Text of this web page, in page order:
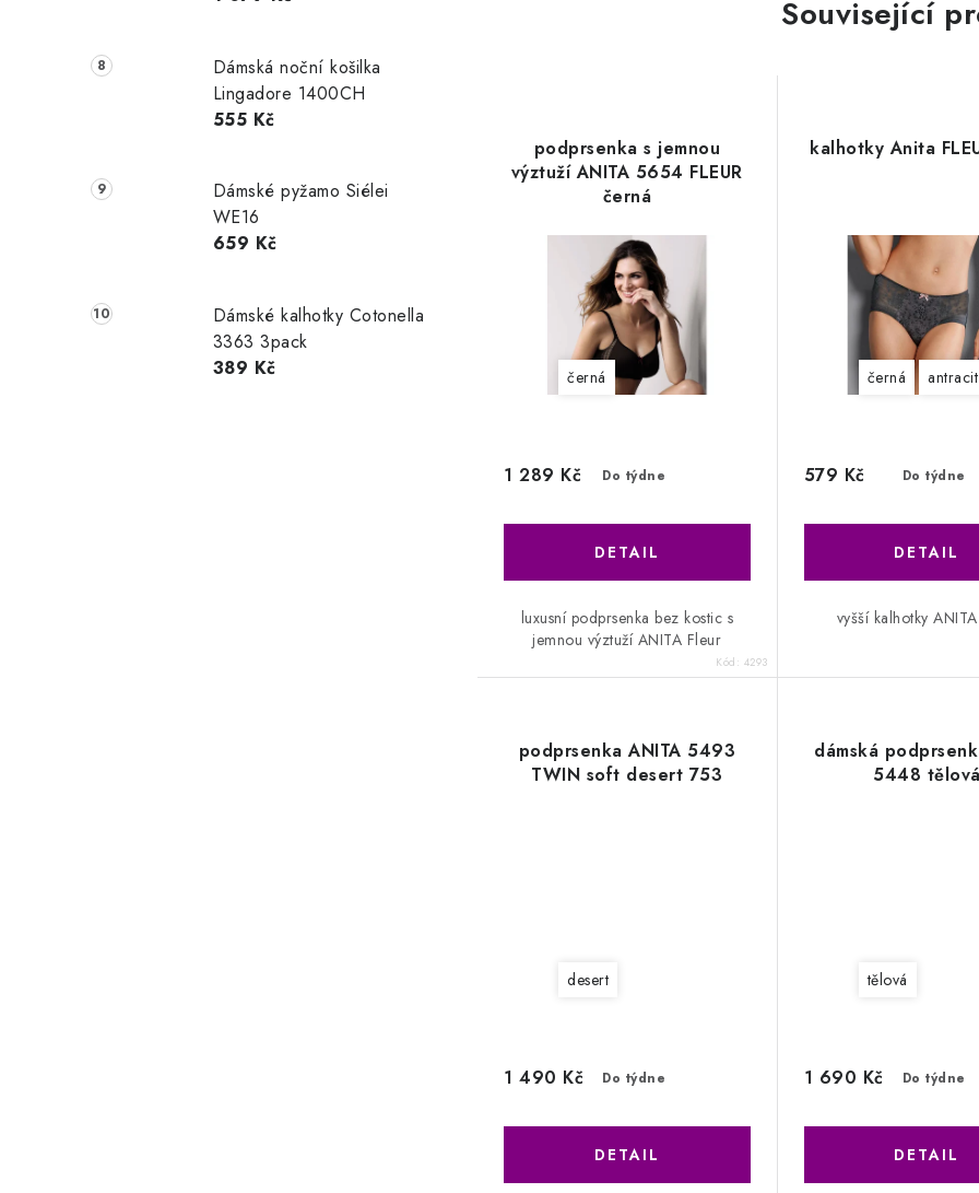
Dámská noční košilka
Lingadore 1400CH
555 Kč
Dámské pyžamo Siélei
WE16
659 Kč
Dámské kalhotky Cotonella
3363 3pack
389 Kč
Související
podprsenka s jemnou
výztuží ANITA 5654 FLEUR
černá
černá
Do týdne
1 289 Kč
luxusní podprsenka bez kostic s
jemnou výztuží ANITA Fleur
Kód: 4293
kalhotky Anita
černá antracit
Do týdne
579 Kč
vyšší kalhotky
podprsenka ANITA 5493
TWIN soft desert 753
desert
Do týdne
1 490 Kč
dámská
5448 tělová
tělová
Do týdne
1 690 Kč